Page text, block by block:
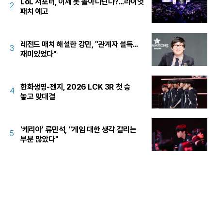
2
패치 예고
3
레전드 매치 해설한 강민, "관계자 설득...
재미있었다"
4
한화생명-젠지, 2026 LCK 3R 첫 승
놓고 맞대결
5
'케리아' 류민석, "게임 대한 생각 갈리는
부분 많았다"